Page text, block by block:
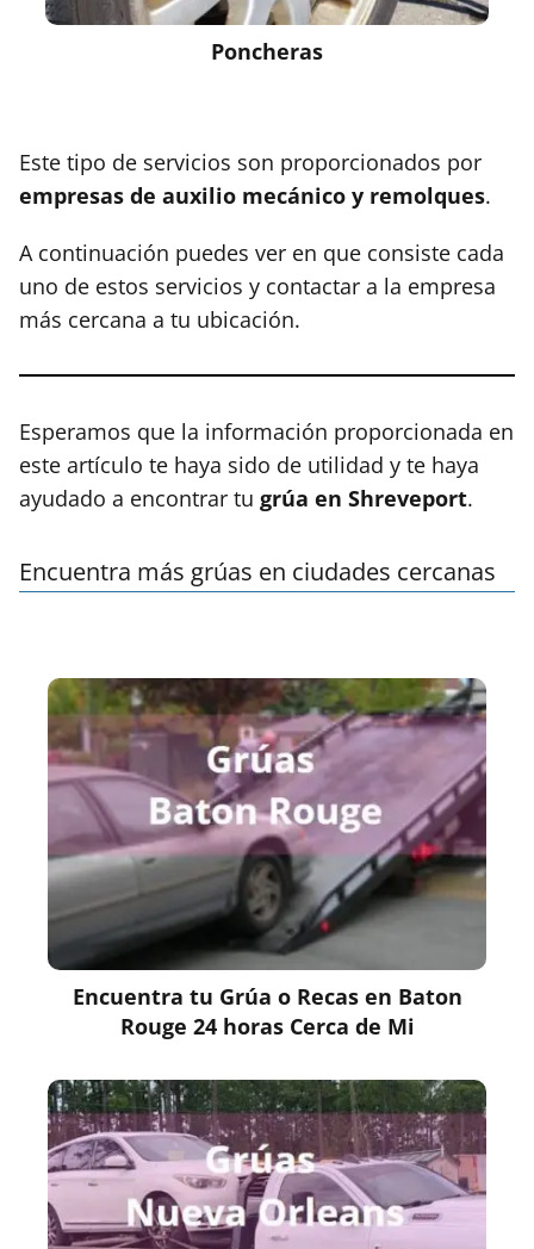
Poncheras
Este tipo de servicios son proporcionados por
empresas de auxilio mecánico y remolques.
A continuación puedes ver en que consiste cada
uno de estos servicios y contactar a la empresa
más cercana a tu ubicación.
Esperamos que la información proporcionada en
este artículo te haya sido de utilidad y te haya
ayudado a encontrar tu grúa en Shreveport.
Encuentra más grúas en ciudades cercanas
Encuentra tu Grúa o Recas en Baton
Rouge 24 horas Cerca de Mi